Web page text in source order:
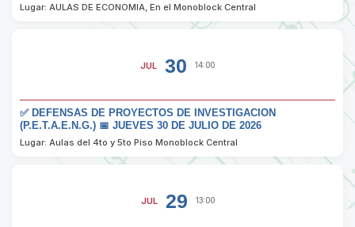
Lugar: AULAS DE ECONOMIA, En el Monoblock Central
JUL 30 14:00
✅ DEFENSAS DE PROYECTOS DE INVESTIGACION
(P.E.T.A.E.N.G.) 📅 JUEVES 30 DE JULIO DE 2026
Lugar: Aulas del 4to y 5to Piso Monoblock Central
JUL 29 13:00